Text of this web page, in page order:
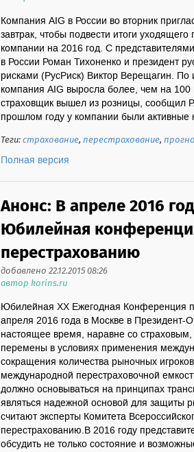
Компания AIG в России во вторник
завтрак, чтобы подвести итоги уходящего
компании на 2016 год. С
в России Роман Тихоненко и президент
рисками (РусРиск) Виктор Верещагин. По
компания AIG выросла более, чем на
страховщик вышел из розницы, сообщил
прошлом году у компании были
Теги:страхование,перестрахование,
Полная версия
Анонс: В апреле 2016
Юбилейная
перестрахованию
добавлено 22.12.2015 08:26
автор korins.ru
Юбилейная XX Ежегодная Конференция
апреля 2016 года в Москве в Президент-
настоящее время, наравне со
перемены в условиях применения
сокращения количества рыночных
международной перестраховочной
должно основываться на принципах
являться надежной основой для защиты
считают эксперты Комитета
перестрахованию.В 2016 году
обсудить не только состояние и